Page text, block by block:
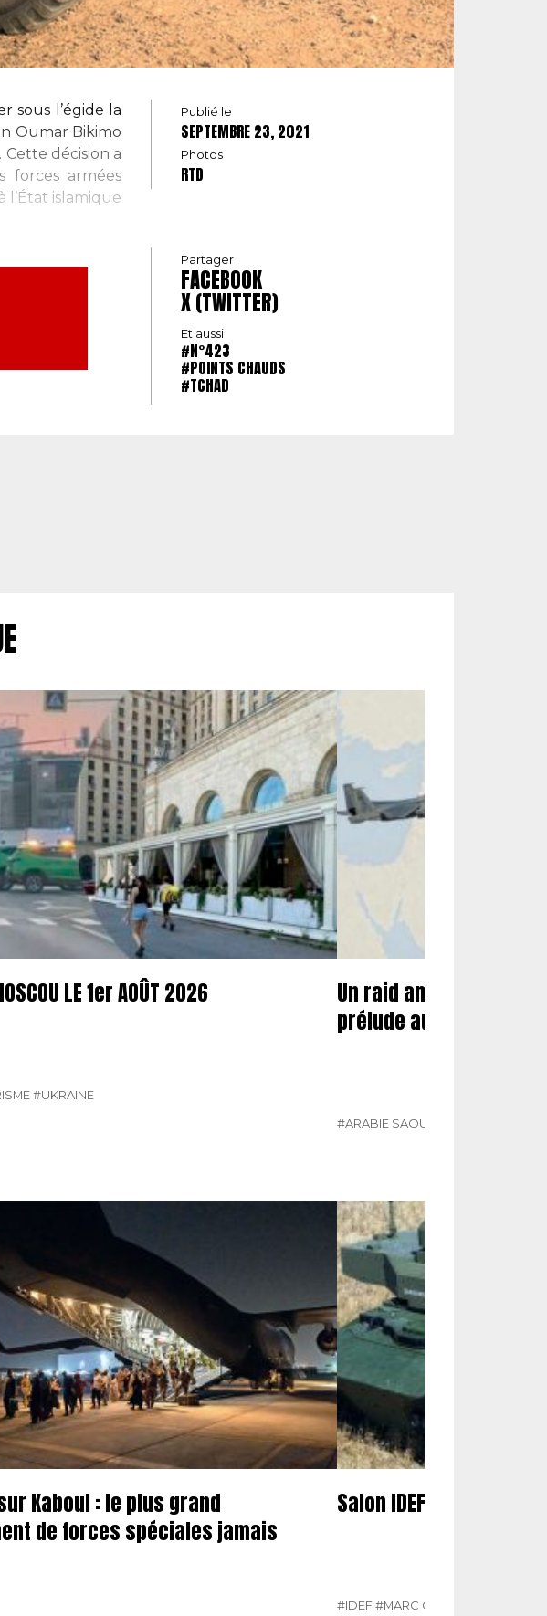
sous l’égide la
Oumar Bikimo
décision a
forces armées
islamique
Publié le
SEPTEMBRE 23, 2021
Photos
RTD
Partager
FACEBOOK
X (TWITTER)
Et aussi
#N°423
#POINTS CHAUDS
#TCHAD
LE 1er AOÛT 2026
#UKRAINE
Un raid américano-
prélude aux nouvelles
#ARABIE SAOUDITE
Kaboul : le plus grand
de forces spéciales jamais
Salon IDEF 2021
#IDEF#MARC CHASSILLAN